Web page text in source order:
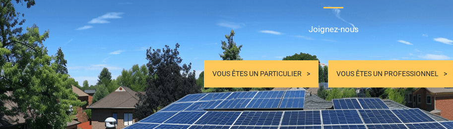
Joignez-nous
VOUS ÊTES UN PARTICULIER VOUS ÊTES UN PROFESSIONNEL